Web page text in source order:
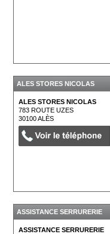
ALES STORES NICOLAS
ALES STORES NICOLAS
783 ROUTE UZES
30100ALÈS
ASSISTANCE SERRURERIE
ASSISTANCE SERRURERIE